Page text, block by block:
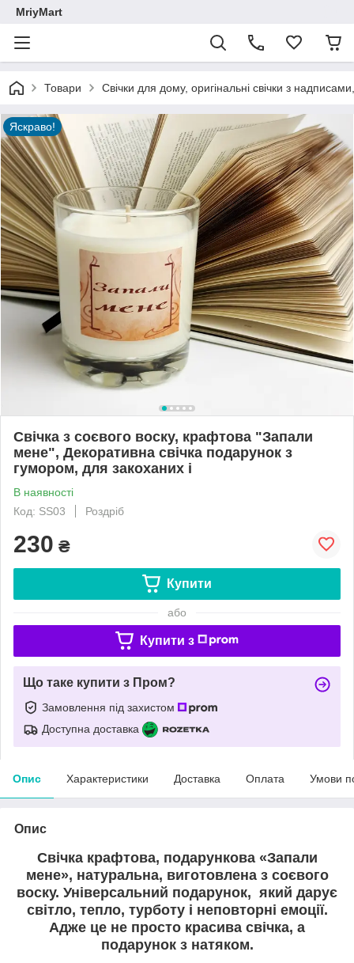
MriyMart
Товари Свічки для дому, оригінальні свічки з
Яскраво!
Свічка з соєвого воску, крафтова "Запали
мене", Декоративна свічка подарунок з
гумором, для закоханих і
В наявності
Код: SS03
Роздріб
230 ₴
Купити
або
Купити з
Що таке купити з Пром?
Замовлення під захистом
Доступна доставка
Опис Характеристики Доставка Оплата Умови
Опис
Свічка крафтова, подарункова «Запали
мене», натуральна, виготовлена з соєвого
воску. Універсальний подарунок, який дарує
світло, тепло, турботу і неповторні емоції.
Адже це не просто красива свічка, а
подарунок з натяком.